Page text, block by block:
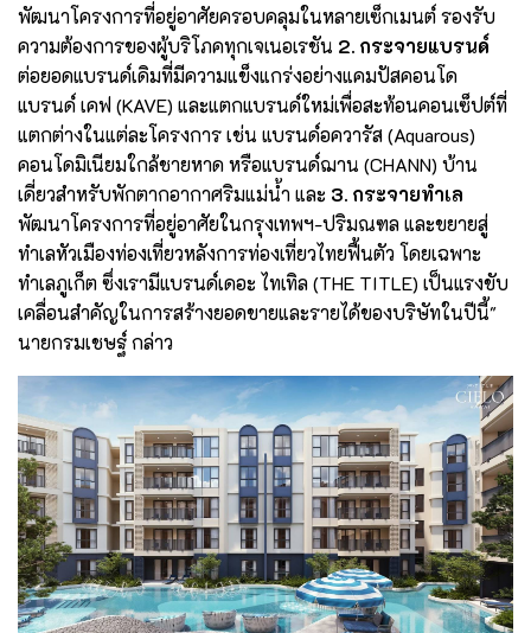
พัฒนาโครงการที่อยู่อาศัยครอบคลุมในหลายเซ็กเมนต์ รองรับ
ความต้องการของผู้บริโภคทุกเจเนอเรชัน 2. กระจายแบรนด์
ต่อยอดแบรนด์เดิมที่มีความแข็งแกร่งอย่างแคมปัสคอนโด
แบรนด์ เคฟ (KAVE) และแตกแบรนด์ใหม่เพื่อสะท้อนคอนเซ็ปต์ที่
แตกต่างในแต่ละโครงการ เช่น แบรนด์อควารัส (Aquarous)
คอนโดมิเนียมใกล้ชายหาด หรือแบรนด์ฌาน (CHANN) บ้าน
เดี่ยวสำหรับพักตากอากาศริมแม่น้ำ และ 3. กระจายทำเล
พัฒนาโครงการที่อยู่อาศัยในกรุงเทพฯ-ปริมณฑล และขยายสู่
ทำเลหัวเมืองท่องเที่ยวหลังการท่องเที่ยวไทยฟื้นตัว โดยเฉพาะ
ทำเลภูเก็ต ซึ่งเรามีแบรนด์เดอะ ไทเทิล (THE TITLE) เป็นแรงขับ
เคลื่อนสำคัญในการสร้างยอดขายและรายได้ของบริษัทในปีนี้"
นายกรมเชษฐ์ กล่าว